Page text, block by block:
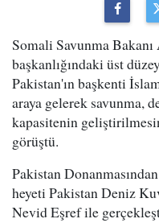
Somali Savunma
başkanlığındaki üst
Pakistan'ın başkenti
araya gelerek savunma,
kapasitenin
görüştü.
Pakistan
heyeti Pakistan Deniz
Nevid Eşref ile